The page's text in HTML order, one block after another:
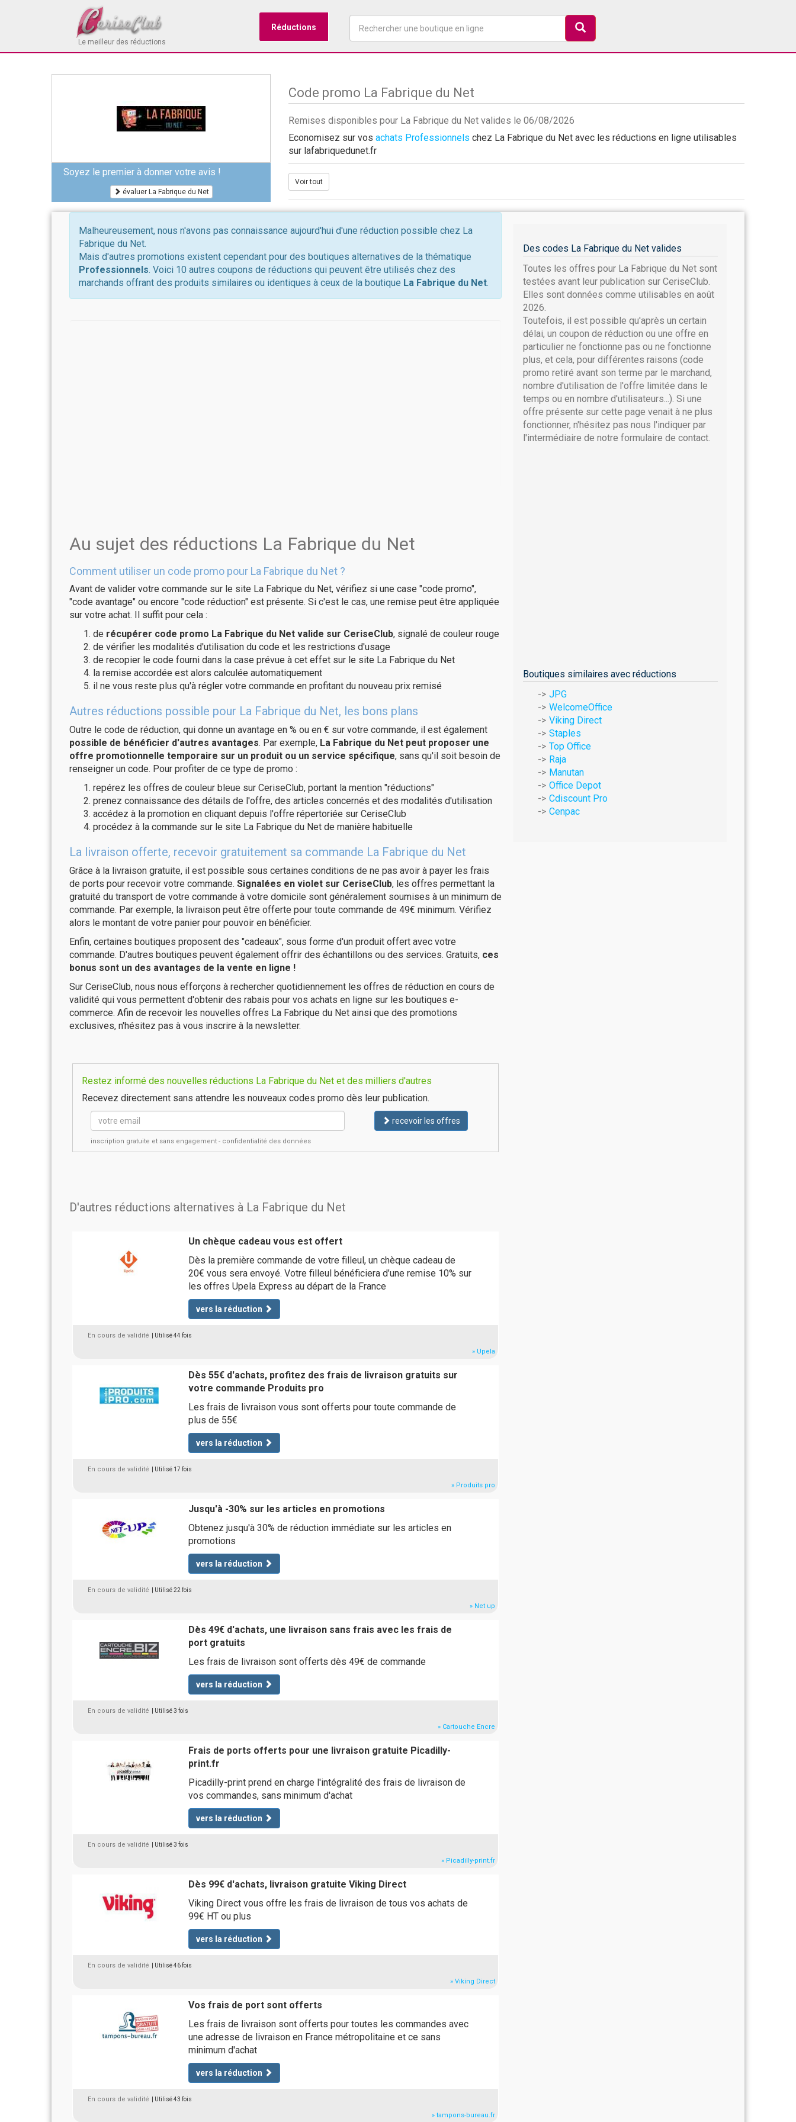
Le meilleur des réductions
Réductions
Soyez le premier à donner votre avis !
évaluer La Fabrique du Net
Code promo La Fabrique du Net
Remises disponibles pour La Fabrique du Net valides le 06/08/2026
Economisez sur vos achats Professionnels chez La Fabrique du Net avec les réductions en ligne utilisables
sur lafabriquedunet.fr
Voir tout
Malheureusement, nous n'avons pas connaissance aujourd'hui d'une réduction possible chez La
Fabrique du Net.
Mais d'autres promotions existent cependant pour des boutiques alternatives de la thématique
Professionnels. Voici 10 autres coupons de réductions qui peuvent être utilisés chez des
marchands offrant des produits similaires ou identiques à ceux de la boutique La Fabrique du Net.
Au sujet des réductions La Fabrique du Net
Comment utiliser un code promo pour La Fabrique du Net ?
Avant de valider votre commande sur le site La Fabrique du Net, vérifiez si une case "code promo",
"code avantage" ou encore "code réduction" est présente. Si c'est le cas, une remise peut être appliquée
sur votre achat. Il suffit pour cela :
de récupérer code promo La Fabrique du Net valide sur CeriseClub, signalé de couleur rouge
de vérifier les modalités d'utilisation du code et les restrictions d'usage
de recopier le code fourni dans la case prévue à cet effet sur le site La Fabrique du Net
la remise accordée est alors calculée automatiquement
il ne vous reste plus qu'à régler votre commande en profitant du nouveau prix remisé
Autres réductions possible pour La Fabrique du Net, les bons plans
Outre le code de réduction, qui donne un avantage en % ou en € sur votre commande, il est également
possible de bénéficier d'autres avantages. Par exemple, La Fabrique du Net peut proposer une
offre promotionnelle temporaire sur un produit ou un service spécifique, sans qu'il soit besoin de
renseigner un code. Pour profiter de ce type de promo :
repérez les offres de couleur bleue sur CeriseClub, portant la mention "réductions"
prenez connaissance des détails de l'offre, des articles concernés et des modalités d'utilisation
accédez à la promotion en cliquant depuis l'offre répertoriée sur CeriseClub
procédez à la commande sur le site La Fabrique du Net de manière habituelle
La livraison offerte, recevoir gratuitement sa commande La Fabrique du Net
Grâce à la livraison gratuite, il est possible sous certaines conditions de ne pas avoir à payer les frais
de ports pour recevoir votre commande. Signalées en violet sur CeriseClub, les offres permettant la
gratuité du transport de votre commande à votre domicile sont généralement soumises à un minimum de
commande. Par exemple, la livraison peut être offerte pour toute commande de 49€ minimum. Vérifiez
alors le montant de votre panier pour pouvoir en bénéficier.
Enfin, certaines boutiques proposent des "cadeaux", sous forme d'un produit offert avec votre
commande. D'autres boutiques peuvent également offrir des échantillons ou des services. Gratuits, ces
bonus sont un des avantages de la vente en ligne !
Sur CeriseClub, nous nous efforçons à rechercher quotidiennement les offres de réduction en cours de
validité qui vous permettent d'obtenir des rabais pour vos achats en ligne sur les boutiques e-
commerce. Afin de recevoir les nouvelles offres La Fabrique du Net ainsi que des promotions
exclusives, n'hésitez pas à vous inscrire à la newsletter.
Restez informé des nouvelles réductions La Fabrique du Net et des milliers d'autres
Recevez directement sans attendre les nouveaux codes promo dès leur publication.
recevoir les offres
inscription gratuite et sans engagement - confidentialité des données
D'autres réductions alternatives à La Fabrique du Net
Un chèque cadeau vous est offert
Dès la première commande de votre filleul, un chèque cadeau de
20€ vous sera envoyé. Votre filleul bénéficiera d’une remise 10% sur
les offres Upela Express au départ de la France
vers la réduction
En cours de validité | Utilisé 44 fois
» Upela
Dès 55€ d'achats, profitez des frais de livraison gratuits sur
votre commande Produits pro
Les frais de livraison vous sont offerts pour toute commande de
plus de 55€
vers la réduction
En cours de validité | Utilisé 17 fois
» Produits pro
Jusqu'à -30% sur les articles en promotions
Obtenez jusqu'à 30% de réduction immédiate sur les articles en
promotions
vers la réduction
En cours de validité | Utilisé 22 fois
» Net up
Dès 49€ d'achats, une livraison sans frais avec les frais de
port gratuits
Les frais de livraison sont offerts dès 49€ de commande
vers la réduction
En cours de validité | Utilisé 3 fois
» Cartouche Encre
Frais de ports offerts pour une livraison gratuite Picadilly-
print.fr
Picadilly-print prend en charge l'intégralité des frais de livraison de
vos commandes, sans minimum d'achat
vers la réduction
En cours de validité | Utilisé 3 fois
» Picadilly-print.fr
Dès 99€ d'achats, livraison gratuite Viking Direct
Viking Direct vous offre les frais de livraison de tous vos achats de
99€ HT ou plus
vers la réduction
En cours de validité | Utilisé 46 fois
» Viking Direct
Vos frais de port sont offerts
Les frais de livraison sont offerts pour toutes les commandes avec
une adresse de livraison en France métropolitaine et ce sans
minimum d'achat
vers la réduction
En cours de validité | Utilisé 43 fois
» tampons-bureau.fr
Des codes La Fabrique du Net valides
Toutes les offres pour La Fabrique du Net sont
testées avant leur publication sur CeriseClub.
Elles sont données comme utilisables en août
2026.
Toutefois, il est possible qu'après un certain
délai, un coupon de réduction ou une offre en
particulier ne fonctionne pas ou ne fonctionne
plus, et cela, pour différentes raisons (code
promo retiré avant son terme par le marchand,
nombre d'utilisation de l'offre limitée dans le
temps ou en nombre d'utilisateurs...). Si une
offre présente sur cette page venait à ne plus
fonctionner, n'hésitez pas nous l'indiquer par
l'intermédiaire de notre formulaire de contact.
Boutiques similaires avec réductions
JPG
WelcomeOffice
Viking Direct
Staples
Top Office
Raja
Manutan
Office Depot
Cdiscount Pro
Cenpac